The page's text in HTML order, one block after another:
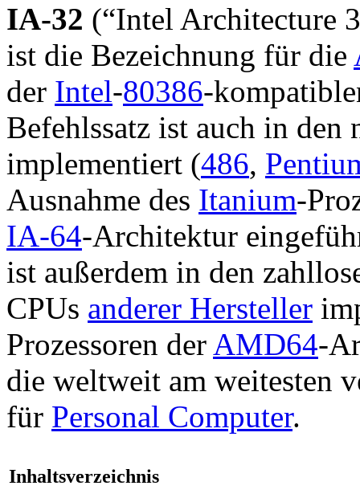
IA-32 (“Intel Architecture
ist die Bezeichnung für die
der Intel-80386-
Befehlssatz ist auch in den
implementiert (486,
Ausnahme des Itanium-
IA-64-Architektur
ist außerdem in den
CPUs anderer Hersteller
Prozessoren der AMD64-
die weltweit am weitesten
für Personal Computer.
Inhaltsverzeichnis